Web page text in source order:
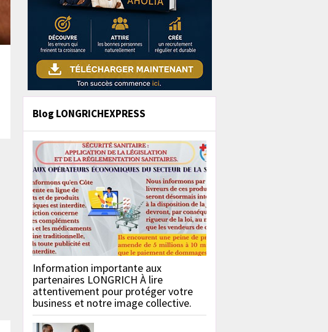
Blog LONGRICHEXPRESS
Information importante aux
partenaires LONGRICH À lire
attentivement pour protéger votre
business et notre image collective.